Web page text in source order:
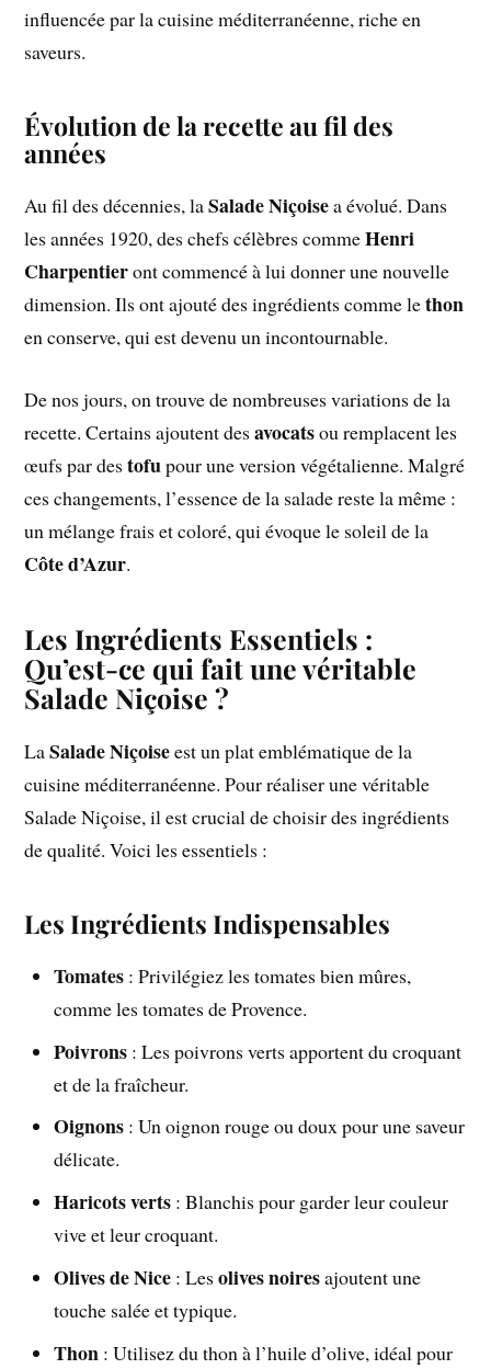
influencée par la cuisine méditerranéenne, riche en
saveurs.
Évolution de la recette au fil des
années
Au fil des décennies, laSalade Niçoisea évolué. Dans
les années 1920, des chefs célèbres commeHenri
Charpentieront commencé à lui donner une nouvelle
dimension. Ils ont ajouté des ingrédients comme lethon
en conserve, qui est devenu un incontournable.
De nos jours, on trouve de nombreuses variations de la
recette. Certains ajoutent desavocatsou remplacent les
œufs par destofupour une version végétalienne. Malgré
ces changements, l’essence de la salade reste la même :
un mélange frais et coloré, qui évoque le soleil de la
Côte d’Azur.
Les Ingrédients Essentiels :
Qu’est-ce qui fait une véritable
Salade Niçoise ?
LaSalade Niçoiseest un plat emblématique de la
cuisine méditerranéenne. Pour réaliser une véritable
Salade Niçoise, il est crucial de choisir des ingrédients
de qualité. Voici les essentiels :
Les Ingrédients Indispensables
Tomates : Privilégiez les tomates bien mûres,
comme les tomates de Provence.
Poivrons : Les poivrons verts apportent du croquant
et de la fraîcheur.
Oignons : Un oignon rouge ou doux pour une saveur
délicate.
Haricots verts : Blanchis pour garder leur couleur
vive et leur croquant.
Olives de Nice : Lesolives noiresajoutent une
touche salée et typique.
Thon : Utilisez du thon à l’huile d’olive, idéal pour